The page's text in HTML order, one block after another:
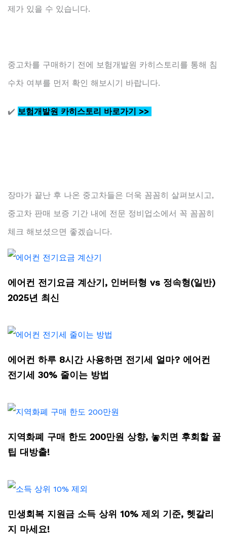
제가 있을 수 있습니다.
중고차를 구매하기 전에 보험개발원 카히스토리를 통해 침
수차 여부를 먼저 확인 해보시기 바랍니다.
✔️ 보험개발원 카히스토리 바로가기 >>
장마가 끝난 후 나온 중고차들은 더욱 꼼꼼히 살펴보시고,
중고차 판매 보증 기간 내에 전문 정비업소에서 꼭 꼼꼼히
체크 해보셨으면 좋겠습니다.
에어컨 전기요금 계산기, 인버터형 vs 정속형(일반)
2025년 최신
에어컨 하루 8시간 사용하면 전기세 얼마? 에어컨
전기세 30% 줄이는 방법
지역화폐 구매 한도 200만원 상향, 놓치면 후회할 꿀
팁 대방출!
민생회복 지원금 소득 상위 10% 제외 기준, 헷갈리
지 마세요!